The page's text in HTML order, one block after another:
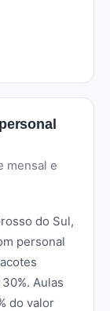
mensal e
do Sul,
personal
Aulas
do valor